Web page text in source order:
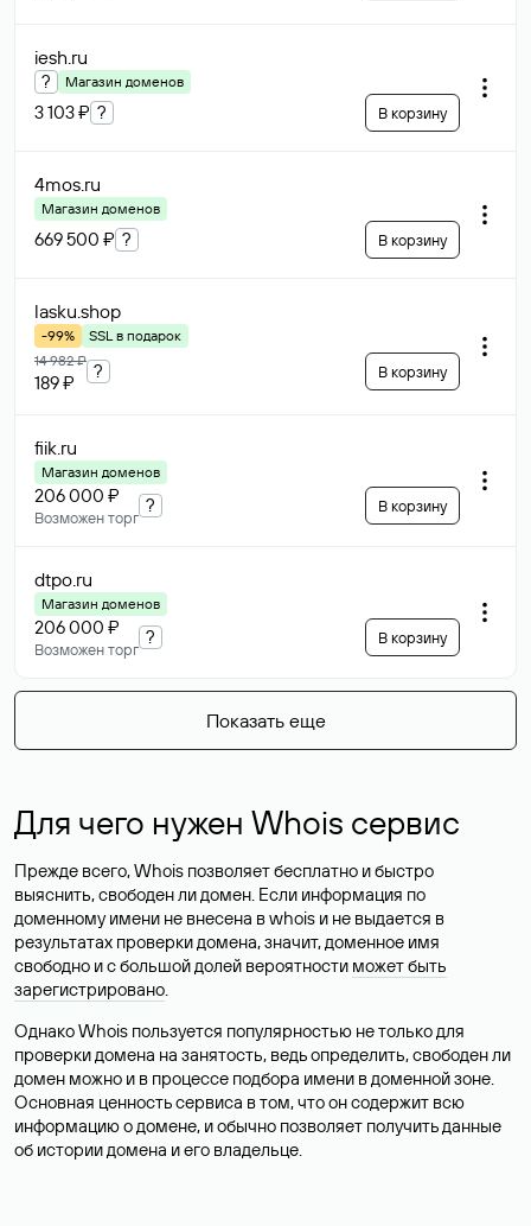
iesh.ru
? Магазин доменов
3 103 ₽ ? В корзину
4mos.ru
Магазин доменов
669 500 ₽ ? В корзину
lasku.shop
-99%
SSL в подарок
14 982 ₽
189 ₽
? В корзину
fiik.ru
Магазин доменов
206 000 ₽
Возможен торг
? В корзину
dtpo.ru
Магазин доменов
206 000 ₽
Возможен торг
? В корзину
Показать еще
Для чего нужен Whois сервис
Прежде всего, Whois позволяет бесплатно и быстро
выяснить, свободен ли домен. Если информация по
доменному имени не внесена в whois и не выдается в
результатах проверки домена, значит, доменное имя
свободно и с большой долей вероятности может быть
зарегистрировано.
Однако Whois пользуется популярностью не только для
проверки домена на занятость, ведь определить, свободен ли
домен можно и в процессе подбора имени в доменной зоне.
Основная ценность сервиса в том, что он содержит всю
информацию о домене, и обычно позволяет получить данные
об истории домена и его владельце.